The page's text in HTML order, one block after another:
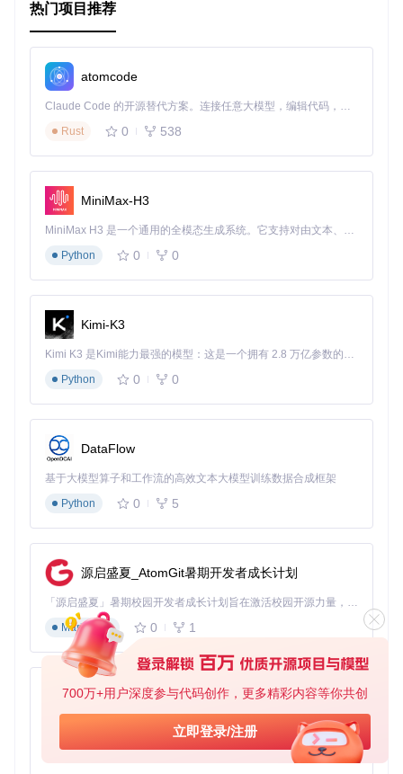
700万+用户深度参与代码创作，更多精彩内容等你共创
立即登录/注册
热门项目推荐
atomcode
Claude Code 的开源替代方案。连接任意大模型，编辑代码，运行命令，自动验证 — 全自动执行。用 Rust 构建，极致性能。 ｜ An open-source alternative to Claude Code. Connect any LLM, edit code, run commands, and verify changes — autonomously. Built in Rust for speed. Get Started
Rust
0 538
MiniMax-H3
MiniMax H3 是一个通用的全模态生成系统。它支持对由文本、图像、视频和音频组成的多模态上下文进行统一理解，并能生成分辨率高达 2K、时长可达 15 秒的带原生立体声音频的视频。得益于面向任务泛化的系统设计，H3 在预训练阶段就已具备广泛的多模态上下文理解与生成能力，能够出色地执行复杂的多模态指令。
Python
0 0
Kimi-K3
Kimi K3 是Kimi能力最强的模型：这是一个拥有 2.8 万亿参数的混合专家（MoE）模型，具备原生视觉理解能力，并支持 100 万 token 的上下文窗口。
Python
0 0
DataFlow
基于大模型算子和工作流的高效文本大模型训练数据合成框架
Python
0 5
源启盛夏_AtomGit暑期开发者成长计划
「源启盛夏」暑期校园开发者成长计划旨在激活校园开源力量，通过积分激励、认证扶持、资源倾斜等形式，引导高校组织和开发者完成「入驻 — 建项目 — 做贡献 — 获认证 — 得资源」的完整闭环。无论你是想带领社团入驻平台的组织者，还是希望用代码贡献证明自己的开发者，都能在这里找到属于你的成长路径。
Markdown
0 1
py-xiaozhi
基于Python的Xiaozhi AI，适用于想要完整Xiaozhi体验而无需拥有专用硬件的用户。
Python
0 1